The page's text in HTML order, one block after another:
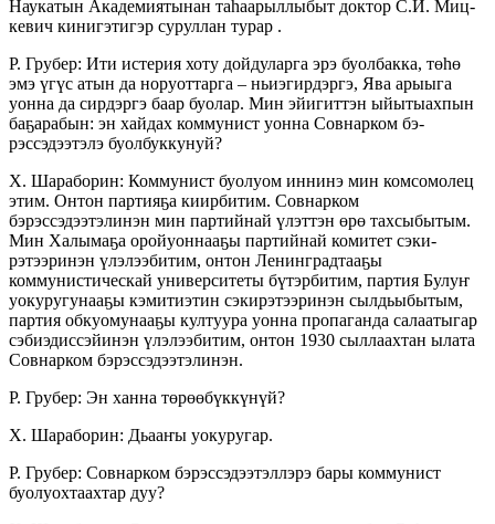
Наукатын Академиятынан таһаарыллыбыт доктор С.И. Миц­
кевич кинигэтигэр суруллан турар .
Р. Грубер: Ити истерия хоту дойдуларга эрэ буолбакка, төһө
эмэ үгүс атын да норуоттарга – ньиэгирдэргэ, Ява арыыга
уонна да сирдэргэ баар буолар. Мин эйигиттэн ыйытыахпын
баҕара­бын: эн хайдах коммунист уонна Совнарком бэ­
рэссэдээтэлэ буолбуккунуй?
Х. Шараборин: Коммунист буолуом иннинэ мин комсомолец
этим. Онтон партияҕа киир­битим. Совнарком
бэрэссэдээтэлинэн мин пар­тийнай үлэттэн өрө тахсыбытым.
Мин Ха­лы­ма­ҕа оройуоннааҕы партийнай коми­тет сэ­ки­
рэтээри­нэн үлэлээбитим, онтон Ленин­град­тааҕы
коммунистическай университеты бү­тэр­­битим, пар­тия Булуҥ
уокуругунааҕы кэми­тиэ­тин сэкирэтээ­ринэн сылдьыбытым,
партия об­куо­му­нааҕы кул­туу­ра уонна пропаганда салааты­гар
сэбиэдиссэйинэн үлэлээбитим, онтон 1930 сыл­лаахтан ылата
Совнарком бэрэссэдээтэлинэн.
Р. Грубер: Эн ханна төрөөбүккүнүй?
Х. Шараборин: Дьааҥы уокуругар.
Р. Грубер: Совнарком бэрэссэдээтэллэрэ бары коммунист
буолуохтаахтар дуу?